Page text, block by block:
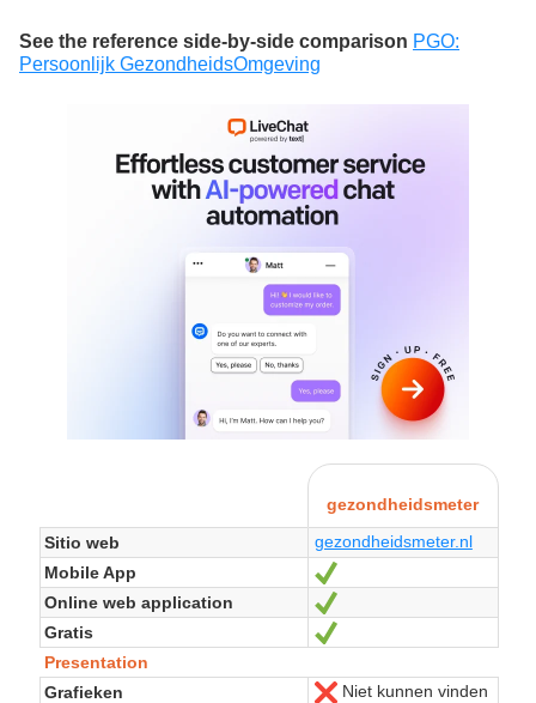
See the reference side-by-side comparison PGO:
Persoonlijk GezondheidsOmgeving
gezondheidsmeter
Sitio web
gezondheidsmeter.nl
Mobile App
Online web application
Gratis
Presentation
Grafieken
No
Niet kunnen vinden